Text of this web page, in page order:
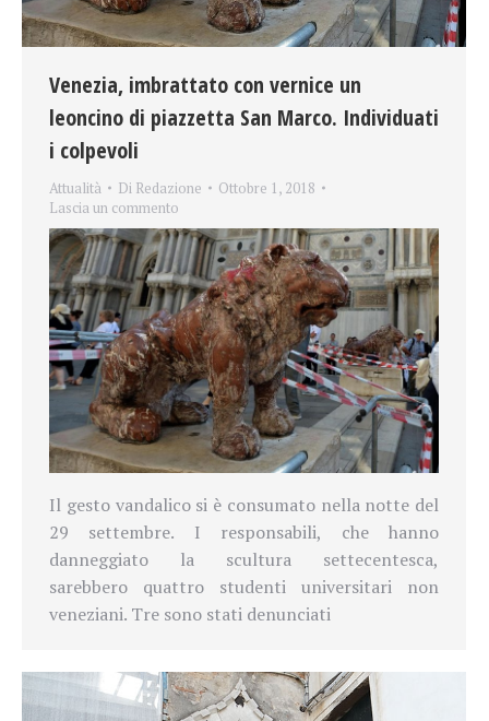
Venezia, imbrattato con vernice un
leoncino di piazzetta San Marco. Individuati
i colpevoli
Attualità Di Redazione
Ottobre 1, 2018
Lascia un commento
Il gesto vandalico si è consumato nella notte del
29 settembre. I responsabili, che hanno
danneggiato la scultura settecentesca,
sarebbero quattro studenti universitari non
veneziani. Tre sono stati denunciati